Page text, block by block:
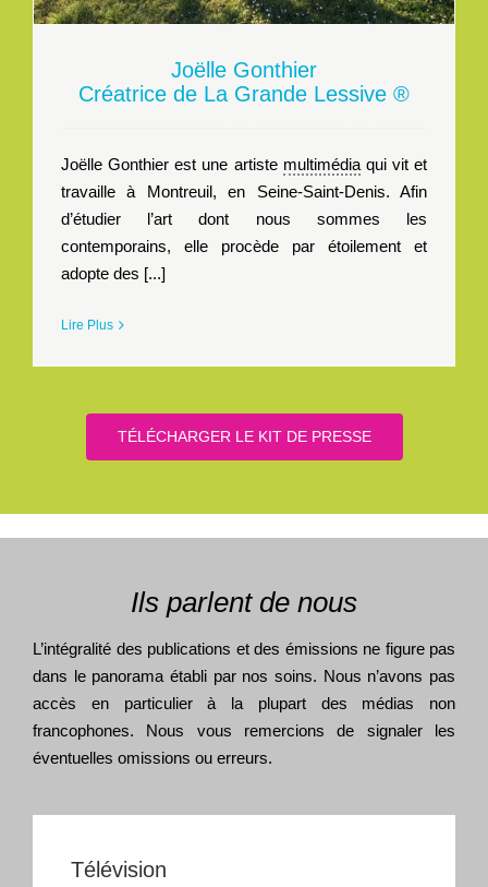
Joëlle Gonthier
Créatrice de La Grande Lessive ®
Joëlle Gonthier est une artiste multimédiaqui vit et
travaille à Montreuil, en Seine-Saint-Denis. Afin
d’étudier l’art dont nous sommes les
contemporains, elle procède par étoilement et
adopte des [...]
Lire Plus
TÉLÉCHARGER LE KIT DE PRESSE
Ils parlent de nous
L’intégralité des publications et des émissions ne figure pas
dans le panorama établi par nos soins. Nous n’avons pas
accès en particulier à la plupart des médias non
francophones. Nous vous remercions de signaler les
éventuelles omissions ou erreurs.
Télévision